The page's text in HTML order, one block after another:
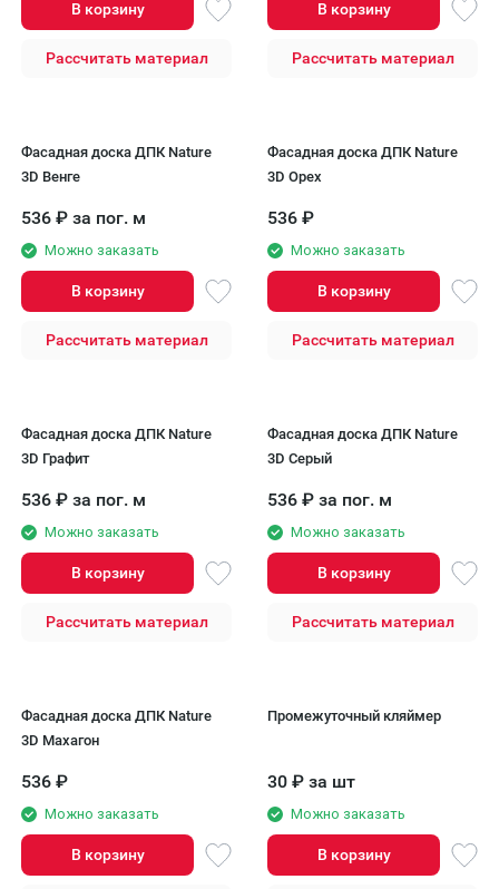
В корзину
Рассчитать материал
В корзину
Рассчитать материал
Фасадная доска ДПК Nature
3D Венге
536 ₽ за пог. м
Можно заказать
В корзину
Рассчитать материал
Фасадная доска ДПК Nature
3D Орех
536 ₽
Можно заказать
В корзину
Рассчитать материал
Фасадная доска ДПК Nature
3D Графит
536 ₽ за пог. м
Можно заказать
В корзину
Рассчитать материал
Фасадная доска ДПК Nature
3D Серый
536 ₽ за пог. м
Можно заказать
В корзину
Рассчитать материал
Фасадная доска ДПК Nature
3D Махагон
536 ₽
Можно заказать
В корзину
Промежуточный кляймер
30 ₽ за шт
Можно заказать
В корзину